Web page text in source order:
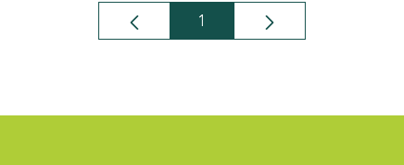
Seite
1